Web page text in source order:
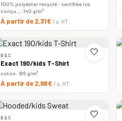
100% polyester recyclé - certifiée rcs
conçu… · 140 g/m²
À partir de 2,31€ / u. HT
🤍
B&C
Exact 190/kids T-Shirt
coton · 185 g/m²
À partir de 2,98€ / u. HT
🤍
B&C